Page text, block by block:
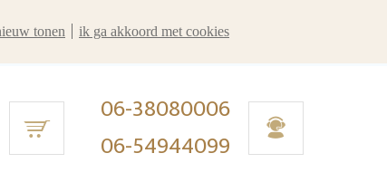
06-38080006
06-54944099
tonen
ik ga akkoord met cookies